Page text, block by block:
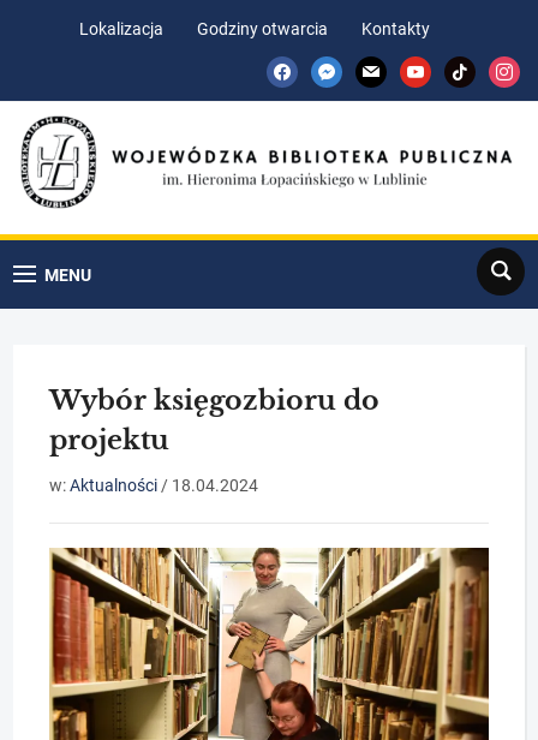
Lokalizacja Godziny otwarcia
Kontakty
facebookmessenger
mail youtubetiktok
MENU
Search
Wybór księgozbioru do
projektu
w:Aktualności / 18.04.2024